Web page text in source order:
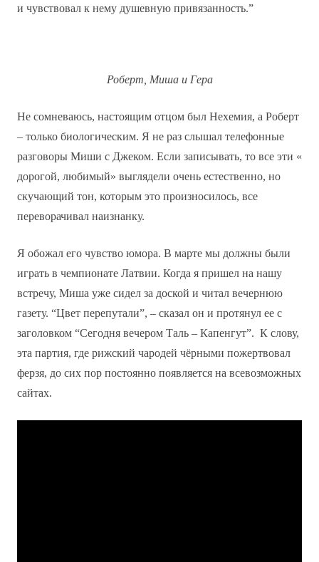
и чувствовал к нему душевную привязанность.”
Роберт, Миша и Гера
Не сомневаюсь, настоящим отцом был Нехемия, а Роберт
– только биологическим. Я не раз слышал телефонные
разговоры Миши с Джеком. Если записывать, то все эти «
дорогой, любимый» выглядели очень естественно, но
скучающий тон, которым это произносилось, все
переворачивал наизнанку.
Я обожал его чувство юмора. В марте мы должны были
играть в чемпионате Латвии. Когда я пришел на нашу
встречу, Миша уже сидел за доской и читал вечернюю
газету. “Цвет перепутали”, – сказал он и протянул ее с
заголовком “Сегодня вечером Таль – Капенгут”. К слову,
эта партия, где рижский чародей чёрными пожертвовал
ферзя, до сих пор постоянно появляется на всевозможных
сайтах.